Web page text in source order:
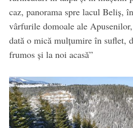
caz, panorama spre lacul Beliș,
vârfurile domoale ale
dată o mică mulțumire în suflet,
frumos și la noi acasă”